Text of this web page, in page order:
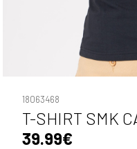
18063468
T-SHIRT SMK
39.99€